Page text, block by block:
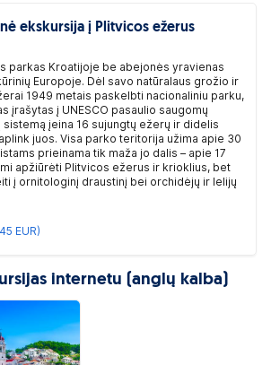
ekskursija į Plitvicos ežerus
parkas Kroatijoje be abejonės yravienas
Europoje. Dėl savo natūralaus grožio ir
1949 metais paskelbti nacionaliniu parku,
įrašytas į UNESCO pasaulio saugomų
sistemą įeina 16 sujungtų ežerų ir didelis
juos. Visa parko teritorija užima apie 30
prieinama tik maža jo dalis – apie 17
apžiūrėti Plitvicos ežerus ir krioklius, bet
į ornitologinį draustinį bei orchidėjų ir lelijų
EUR)
internetu (anglų kalba)